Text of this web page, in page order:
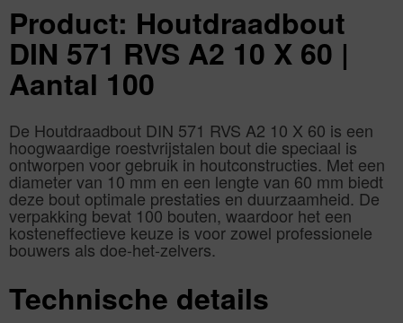
Product: Houtdraadbout
DIN 571 RVS A2 10 X 60 |
Aantal 100
De Houtdraadbout DIN 571 RVS A2 10 X 60 is een
hoogwaardige roestvrijstalen bout die speciaal is
ontworpen voor gebruik in houtconstructies. Met een
diameter van 10 mm en een lengte van 60 mm biedt
deze bout optimale prestaties en duurzaamheid. De
verpakking bevat 100 bouten, waardoor het een
kosteneffectieve keuze is voor zowel professionele
bouwers als doe-het-zelvers.
Technische details